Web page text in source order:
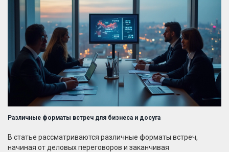
Различные форматы встреч для бизнеса и досуга
В статье рассматриваются различные форматы встреч,
начиная от деловых переговоров и заканчивая